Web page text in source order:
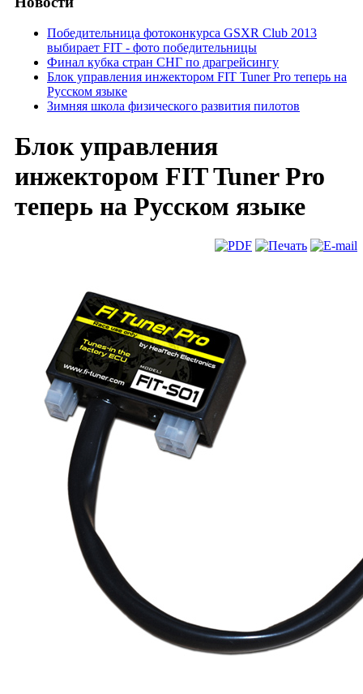
Победительница фотоконкурса GSXR Club 2013
выбирает FIT - фото победительницы
Финал кубка стран СНГ по драгрейсингу
Блок управления инжектором FIT Tuner Pro теперь на
Русском языке
Зимняя школа физического развития пилотов
Блок управления
инжектором FIT Tuner Pro
теперь на Русском языке